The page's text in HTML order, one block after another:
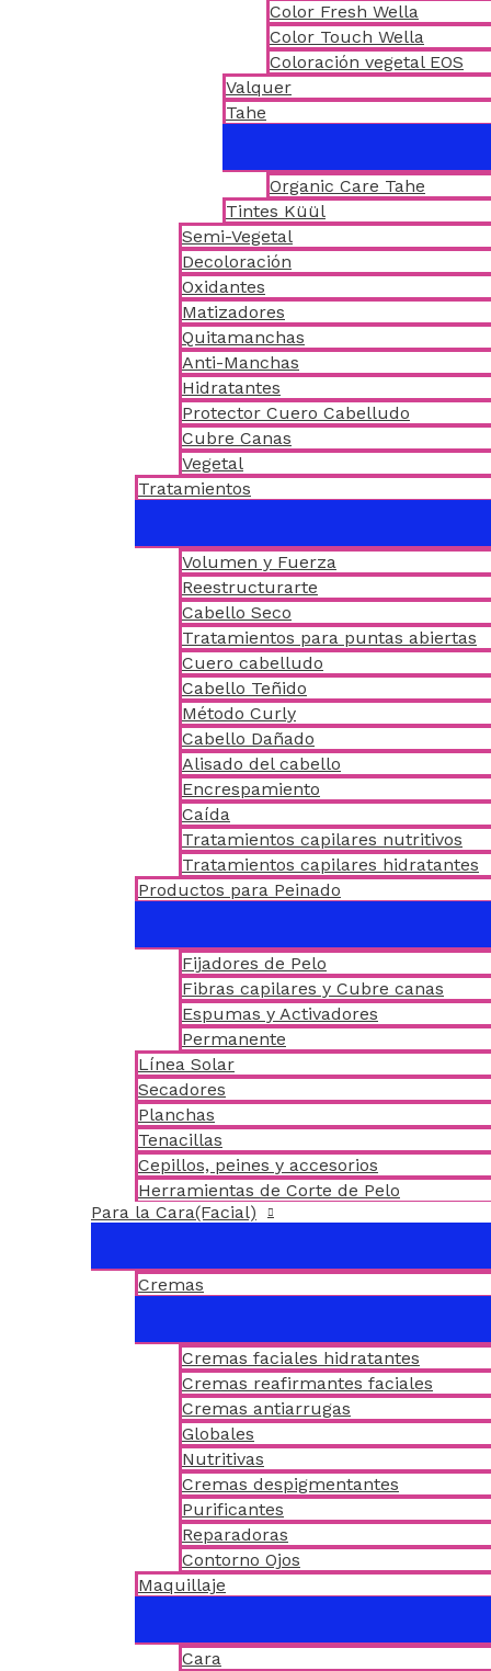
Color Fresh Wella
Color Touch Wella
Coloración vegetal EOS
Valquer
Tahe
Organic Care Tahe
Tintes Küül
Semi-Vegetal
Decoloración
Oxidantes
Matizadores
Quitamanchas
Anti-Manchas
Hidratantes
Protector Cuero Cabelludo
Cubre Canas
Vegetal
Tratamientos
Volumen y Fuerza
Reestructurarte
Cabello Seco
Tratamientos para puntas abiertas
Cuero cabelludo
Cabello Teñido
Método Curly
Cabello Dañado
Alisado del cabello
Encrespamiento
Caída
Tratamientos capilares nutritivos
Tratamientos capilares hidratantes
Productos para Peinado
Fijadores de Pelo
Fibras capilares y Cubre canas
Espumas y Activadores
Permanente
Línea Solar
Secadores
Planchas
Tenacillas
Cepillos, peines y accesorios
Herramientas de Corte de Pelo
Para la Cara(Facial)
Cremas
Cremas faciales hidratantes
Cremas reafirmantes faciales
Cremas antiarrugas
Globales
Nutritivas
Cremas despigmentantes
Purificantes
Reparadoras
Contorno Ojos
Maquillaje
Cara